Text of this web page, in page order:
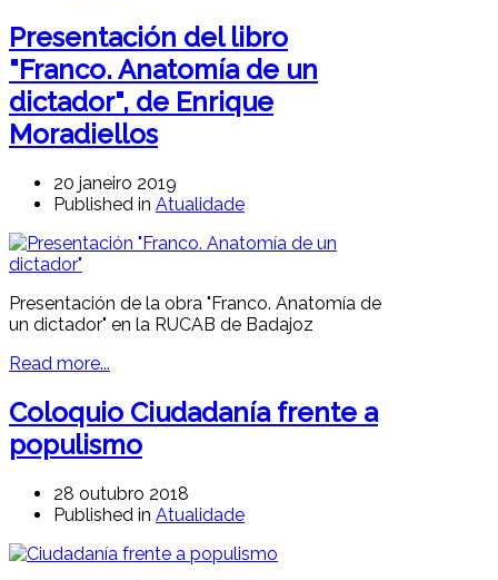
Presentación del libro
"Franco. Anatomía de un
dictador", de Enrique
Moradiellos
20 janeiro 2019
Published in Atualidade
Presentación de la obra "Franco. Anatomía de
un dictador" en la RUCAB de Badajoz
Read more...
Coloquio Ciudadanía frente a
populismo
28 outubro 2018
Published in Atualidade